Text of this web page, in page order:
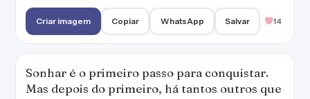
Criar imagem Copiar WhatsApp Salvar 14
Sonhar é o primeiro passo para conquistar.
Mas depois do primeiro, há tantos outros que